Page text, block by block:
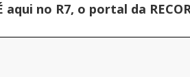
aqui no R7, o portal da